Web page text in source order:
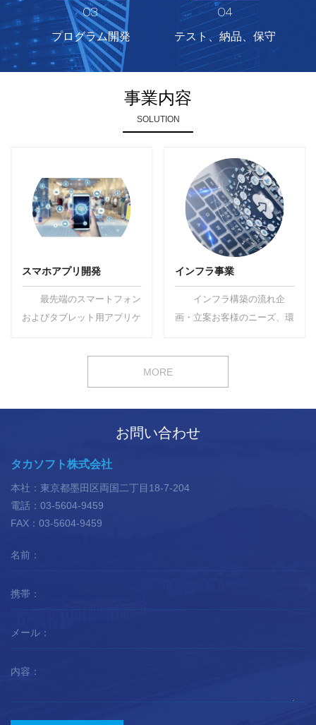
03
プログラム開発
04
テスト、納品、保守
事業内容
SOLUTION
スマホアプリ開発
最先端のスマートフォン
およびタブレット用アプリケ
しています。私たちは、ユ
インフラ事業
インフラ構築の流れ企
画・立案お客様のニーズ、環
規模システムまで豊富な経験
MORE
お問い合わせ
タカソフト株式会社
本社：東京都墨田区両国二丁目18-7-204
電話：03-5604-9459
FAX：03-5604-9459
名前：
携帯：
メール：
内容：